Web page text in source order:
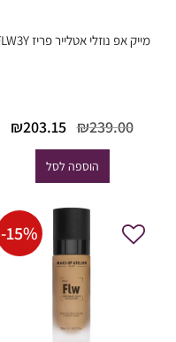
מייק אפ נוזלי אטלייר פריז FLW3Y
₪239.00
המחיר
היה:
₪239.00.
₪203.15
הוספה לסל
-15%